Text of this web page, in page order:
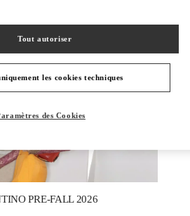
PRE-FALL 2026
les cookies techniques
Tout autoriser
des Cookies